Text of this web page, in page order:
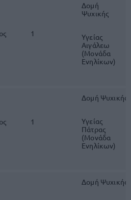
1
Δομή
Ψυχικής
Υγείας
Αιγάλεω
(Μονάδα
Ενηλίκων)
1
Δομή Ψυχικής
Υγείας
Πάτρας
(Μονάδα
Ενηλίκων)
Δομή Ψυχικής